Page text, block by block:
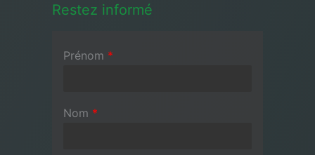
Restez informé
Prénom *
Nom *